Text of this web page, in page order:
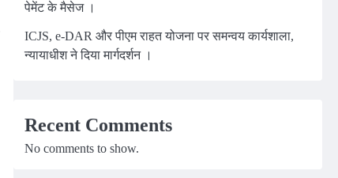
पेमेंट के मैसेज ।
ICJS, e-DAR और पीएम राहत योजना पर समन्वय कार्यशाला,
न्यायाधीश ने दिया मार्गदर्शन ।
Recent Comments
No comments to show.